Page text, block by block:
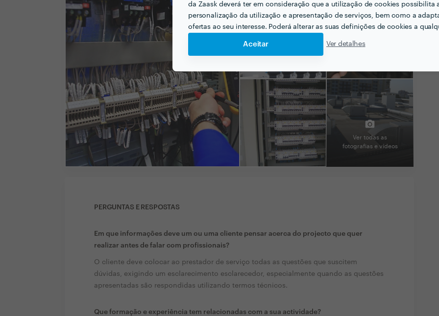
da Zaask deverá ter em consideração que a utilização de cookies possibilita
personalização da utilização e apresentação de serviços, bem como a
ofertas ao seu interesse. Poderá alterar as suas definições de cookies a
Aceitar Ver detalhes
Ver todas as
fotografias e vídeos
PERGUNTAS E RESPOSTAS
Em que informações deve um ou uma cliente pensar acerca do projecto que quer
realizar antes de falar com profissionais?
O cliente deve colocar ao prestador de serviço todas as questões que suscitem
dúvidas, exigindo um esclarecimento esclarecedor, especialmente quando as questões
apresentadas são respondidas utilizando termos técnicos.
Que formação e experiência tem relacionadas com a sua actividade?